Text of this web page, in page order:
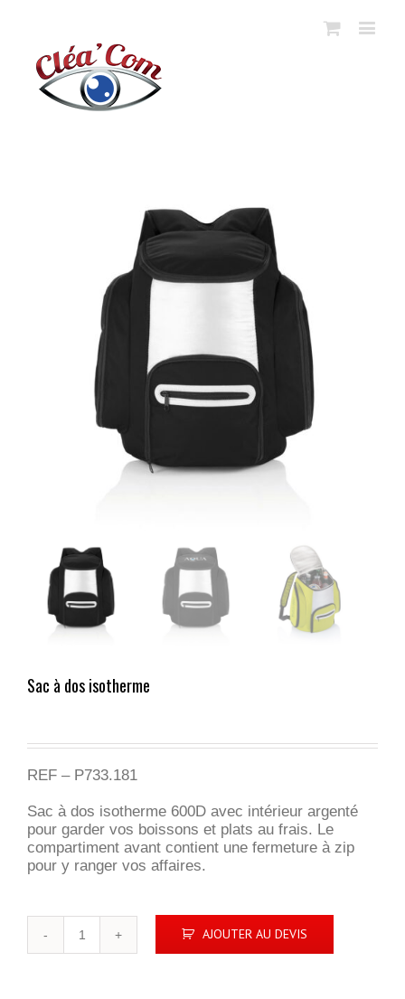
Sac à dos isotherme
REF – P733.181
Sac à dos isotherme 600D avec intérieur argenté
pour garder vos boissons et plats au frais. Le
compartiment avant contient une fermeture à zip
pour y ranger vos affaires.
AJOUTER AU DEVIS